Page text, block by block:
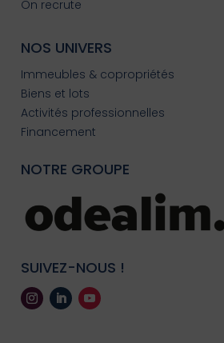
On recrute
NOS UNIVERS
Immeubles & copropriétés
Biens et lots
Activités professionnelles
Financement
NOTRE GROUPE
SUIVEZ-NOUS !